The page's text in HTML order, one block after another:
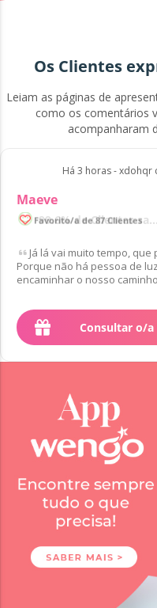
Os Clientes
Leiam as páginas de
como os comentários
acompanharam
Há 3 horas - xdohqr
Maeve
99.6% de Clientes satisfeitos/as
Favorito/a de 87 Clientes
Já lá vai muito tempo, que
Porque não há pessoa de
encaminhar o nosso
Consultar o/a
para 10
depois1 40€